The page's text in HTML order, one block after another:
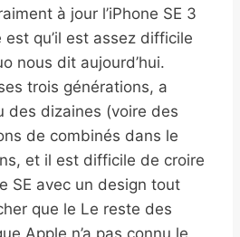
à jour l’iPhone SE 3
qu’il est assez difficile
nous dit aujourd’hui.
trois générations, a
des dizaines (voire des
de combinés dans le
et il est difficile de croire
SE avec un design tout
que le Le reste des